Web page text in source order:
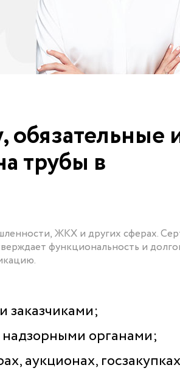
обязательные
трубы в
ЖКХ и других сферах.
функциональность и
заказчиками;
органами;
аукционах,